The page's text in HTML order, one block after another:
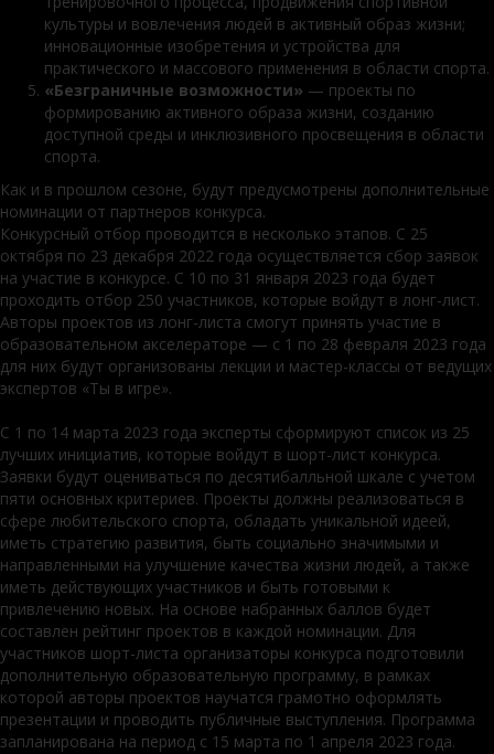
культуры и вовлечения людей в активный образ жизни;
инновационные изобретения и устройства для
практического и массового применения в области спорта.
«Безграничные возможности» — проекты по
формированию активного образа жизни, созданию
доступной среды и инклюзивного просвещения в области
спорта.
Как и в прошлом сезоне, будут предусмотрены дополнительные
номинации от партнеров конкурса.
Конкурсный отбор проводится в несколько этапов. С 25
октября по 23 декабря 2022 года осуществляется сбор заявок
на участие в конкурсе. С 10 по 31 января 2023 года будет
проходить отбор 250 участников, которые войдут в лонг-лист.
Авторы проектов из лонг-листа смогут принять участие в
образовательном акселераторе — с 1 по 28 февраля 2023 года
для них будут организованы лекции и мастер-классы от ведущих
экспертов «Ты в игре».
С 1 по 14 марта 2023 года эксперты сформируют список из 25
лучших инициатив, которые войдут в шорт-лист конкурса.
Заявки будут оцениваться по десятибалльной шкале с учетом
пяти основных критериев. Проекты должны реализоваться в
сфере любительского спорта, обладать уникальной идеей,
иметь стратегию развития, быть социально значимыми и
направленными на улучшение качества жизни людей, а также
иметь действующих участников и быть готовыми к
привлечению новых. На основе набранных баллов будет
составлен рейтинг проектов в каждой номинации. Для
участников шорт-листа организаторы конкурса подготовили
дополнительную образовательную программу, в рамках
которой авторы проектов научатся грамотно оформлять
презентации и проводить публичные выступления. Программа
запланирована на период с 15 марта по 1 апреля 2023 года.